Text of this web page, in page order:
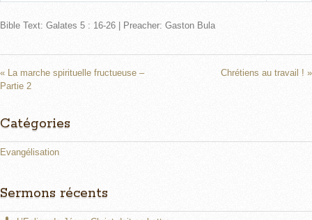
a
t
i
n
Bible Text: Galates 5 : 16-26 | Preacher: Gaston Bula
« La marche spirituelle fructueuse –
Partie 2
Chrétiens au travail ! »
Catégories
Evangélisation
Sermons récents